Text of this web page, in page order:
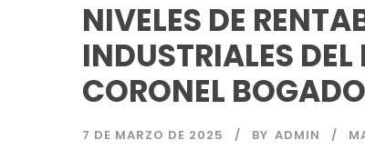
NIVELES DE
INDUSTRIALES
CORONEL BOGADO
7 DE MARZO DE 2025 BY ADMIN